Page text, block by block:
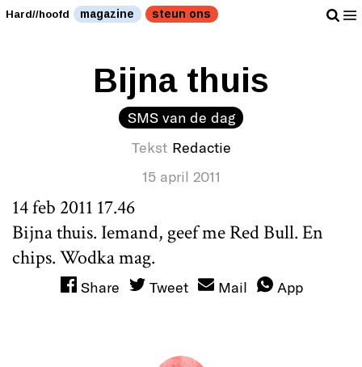
Hard//hoofd magazine steun ons
Bijna thuis
SMS van de dag
Tekst Redactie
15 april 2011
14 feb 2011 17.46
Bijna thuis. Iemand, geef me Red Bull. En
chips. Wodka mag.
Share Tweet Mail App